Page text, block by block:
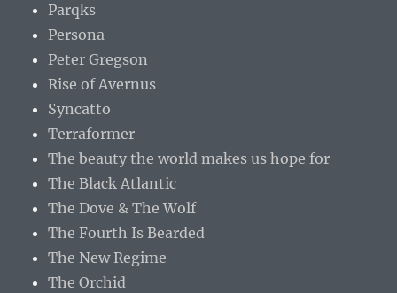
Parqks
Persona
Peter Gregson
Rise of Avernus
Syncatto
Terraformer
The beauty the world makes us hope for
The Black Atlantic
The Dove & The Wolf
The Fourth Is Bearded
The New Regime
The Orchid